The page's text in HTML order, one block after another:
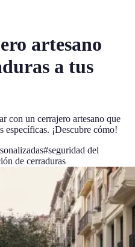
artesano
a tus
con un cerrajero artesano que
específicas. ¡Descubre cómo!
#seguridad del
de cerraduras